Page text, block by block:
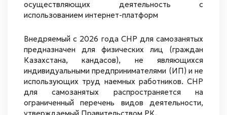
осуществляющих деятельность с
использованием интернет-платформ
Внедряемый с 2026 года СНР для самозанятых
предназначен для физических лиц (граждан
Казахстана, кандасов), не являющихся
индивидуальными предпринимателями (ИП) и не
использующих труд наемных работников. СНР
для самозанятых распространяется на
ограниченный перечень видов деятельности,
утверждаемый Правительством РК.